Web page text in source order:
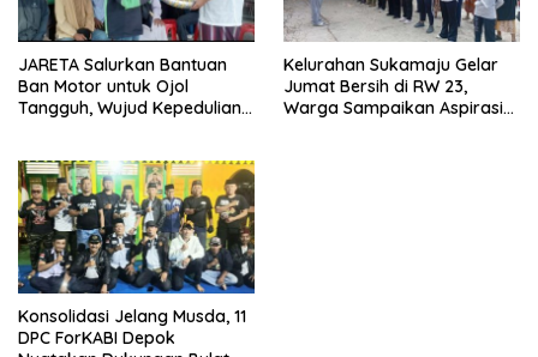
JARETA Salurkan Bantuan
Ban Motor untuk Ojol
Tangguh, Wujud Kepedulian
Kelurahan Sukamaju Gelar
Jumat Bersih di RW 23,
Warga Sampaikan Aspirasi
Konsolidasi Jelang Musda, 11
DPC ForKABI Depok